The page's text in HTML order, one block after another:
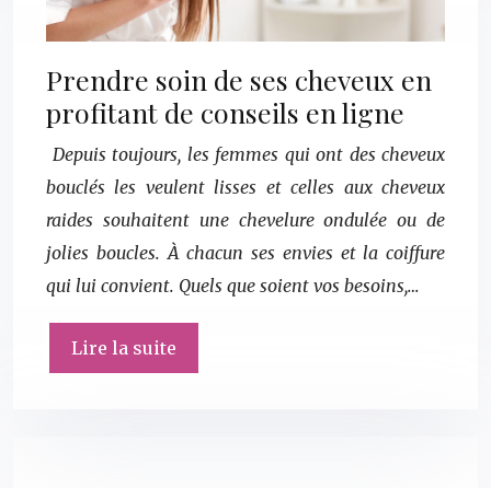
Prendre soin de ses cheveux en
profitant de conseils en ligne
Depuis toujours, les femmes qui ont des cheveux
bouclés les veulent lisses et celles aux cheveux
raides souhaitent une chevelure ondulée ou de
jolies boucles. À chacun ses envies et la coiffure
qui lui convient. Quels que soient vos besoins,…
Lire la suite